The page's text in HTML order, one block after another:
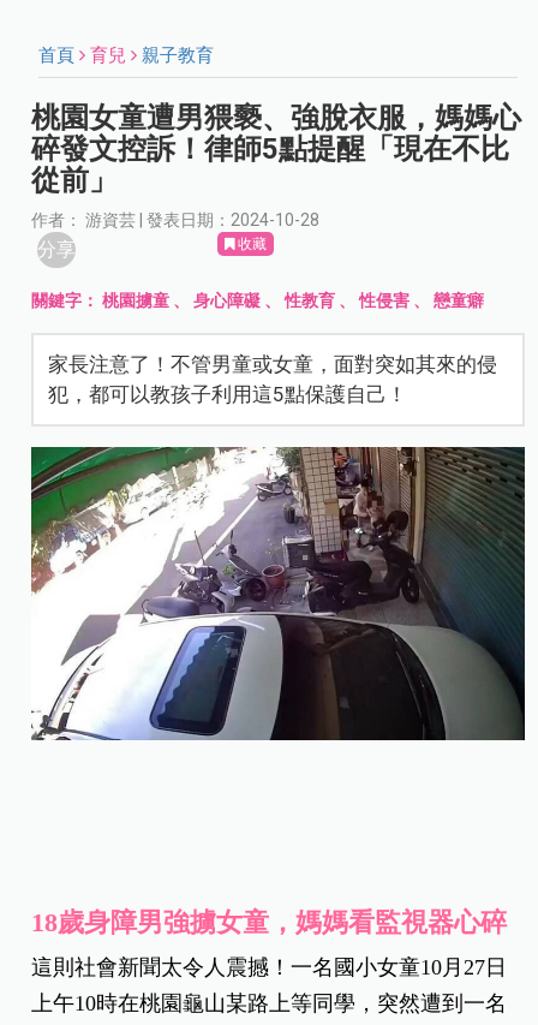
首頁 育兒 親子教育
桃園女童遭男猥褻、強脫衣服，媽媽心
碎發文控訴！律師5點提醒「現在不比
從前」
作者： 游資芸 | 發表日期：2024-10-28
分享 收藏
關鍵字：桃園擄童 、身心障礙 、性教育 、性侵害 、戀童癖
家長注意了！不管男童或女童，面對突如其來的侵
犯，都可以教孩子利用這5點保護自己！
18歲身障男強擄女童，媽媽看監視器心碎
這則社會新聞太令人震撼！一名國小女童10月27日
上午10時在桃園龜山某路上等同學，突然遭到一名